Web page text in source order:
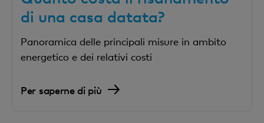
di una casa datata?
Panoramica delle principali misure in ambito
energetico e dei relativi costi
Per saperne di più